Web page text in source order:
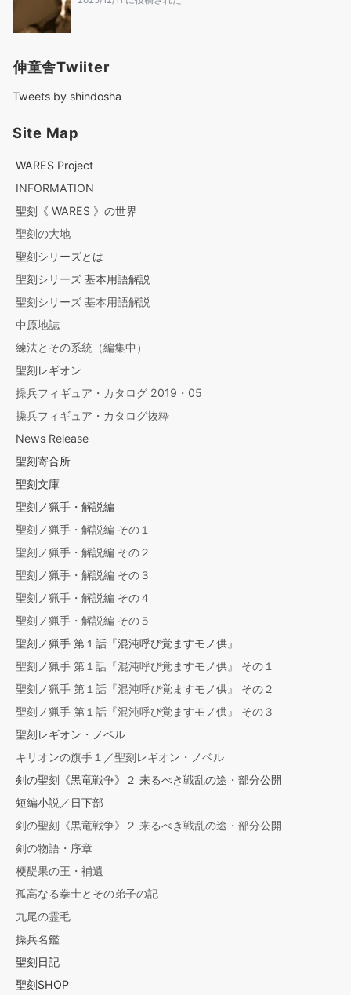
伸童舎Twiiter
Tweets by shindosha
Site Map
WARES Project
INFORMATION
聖刻《 WARES 》の世界
聖刻の大地
聖刻シリーズとは
聖刻シリーズ 基本用語解説
聖刻シリーズ 基本用語解説
中原地誌
練法とその系統（編集中）
聖刻レギオン
操兵フィギュア・カタログ 2019・05
操兵フィギュア・カタログ抜粋
News Release
聖刻寄合所
聖刻文庫
聖刻ノ猟手・解説編
聖刻ノ猟手・解説編 その１
聖刻ノ猟手・解説編 その２
聖刻ノ猟手・解説編 その３
聖刻ノ猟手・解説編 その４
聖刻ノ猟手・解説編 その５
聖刻ノ猟手 第１話『混沌呼び覚ますモノ供』
聖刻ノ猟手 第１話『混沌呼び覚ますモノ供』 その１
聖刻ノ猟手 第１話『混沌呼び覚ますモノ供』 その２
聖刻ノ猟手 第１話『混沌呼び覚ますモノ供』 その３
聖刻レギオン・ノベル
キリオンの旗手１／聖刻レギオン・ノベル
剣の聖刻《黒竜戦争》２ 来るべき戦乱の途・部分公開
短編小説／日下部
剣の聖刻《黒竜戦争》２ 来るべき戦乱の途・部分公開
剣の物語・序章
梗醍果の王・補遺
孤高なる拳士とその弟子の記
九尾の霊毛
操兵名鑑
聖刻日記
聖刻SHOP